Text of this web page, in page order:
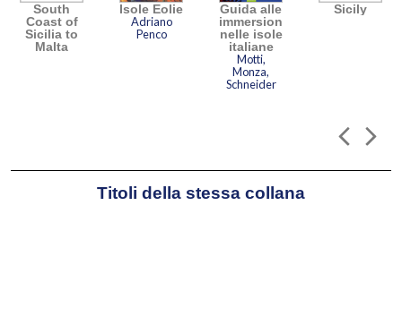
South
Coast of
Sicilia to
Malta
Isole Eolie
Adriano
Penco
Guida alle
immersioni
nelle isole
italiane
Motti,
Monza,
Schneider
Sicily
Titoli della stessa collana